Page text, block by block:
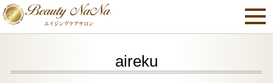
aireku